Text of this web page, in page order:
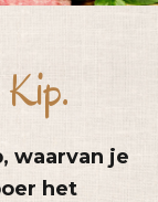
waarvan je
het